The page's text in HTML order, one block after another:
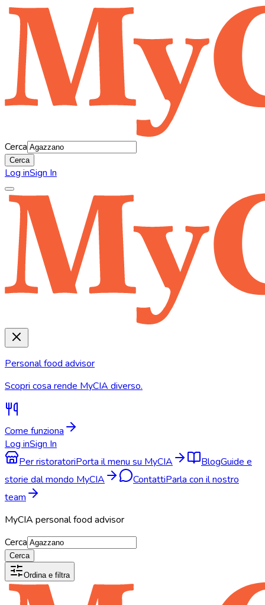
Cerca
Cerca
Log inSign In
Personal food advisor
Scopri cosa rende MyCIA diverso.
Come funziona
Log inSign In
Per ristoratoriPorta il menu su MyCIA BlogGuide e
storie dal mondo MyCIA
ContattiParla con il nostro
team
MyCIA personal food advisor
Cerca
Cerca
Ordina e filtra